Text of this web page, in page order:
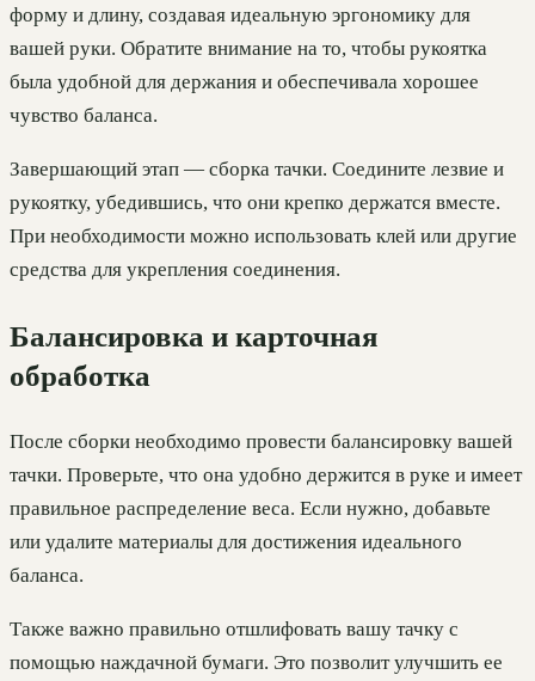
форму и длину, создавая идеальную эргономику для
вашей руки. Обратите внимание на то, чтобы рукоятка
была удобной для держания и обеспечивала хорошее
чувство баланса.
Завершающий этап — сборка тачки. Соедините лезвие и
рукоятку, убедившись, что они крепко держатся вместе.
При необходимости можно использовать клей или другие
средства для укрепления соединения.
Балансировка и карточная
обработка
После сборки необходимо провести балансировку вашей
тачки. Проверьте, что она удобно держится в руке и имеет
правильное распределение веса. Если нужно, добавьте
или удалите материалы для достижения идеального
баланса.
Также важно правильно отшлифовать вашу тачку с
помощью наждачной бумаги. Это позволит улучшить ее